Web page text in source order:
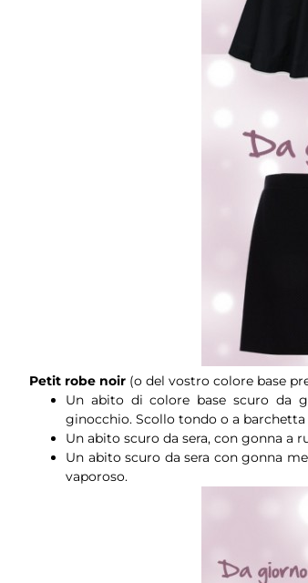
Petit robe noir (o del vostro colore base
Un abito di colore base scuro da
ginocchio. Scollo tondo o a
Un abito scuro da sera, con gonna a
Un abito scuro da sera con gonna
vaporoso.